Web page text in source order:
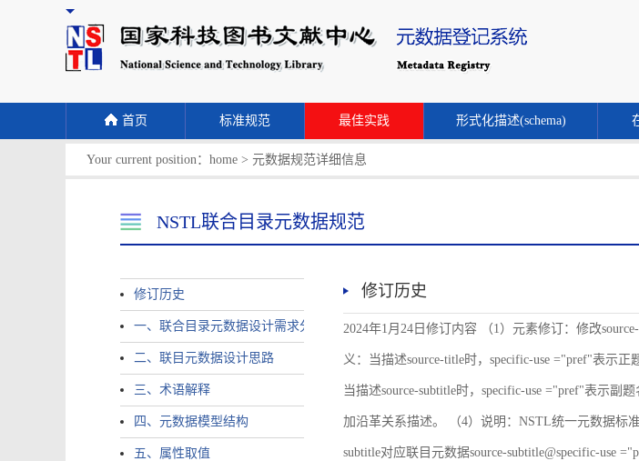
首页 标准规范 最佳实践 形式化描述(schema)
Your current position： home > 元数据规范详细信息
NSTL联合目录元数据规范
修订历史
一、联合目录元数据设计需求分析
二、联目元数据设计思路
三、术语解释
四、元数据模型结构
五、属性取值
修订历史
2024年1月24日修订内容 （1）元素修订：修改
义：当描述source-title时，specific-use ="pref"表示正
当描述source-subtitle时，specific-use ="pref"表示副
加沿革关系描述。 （4）说明：NSTL统一元数据标
subtitle对应联目元数据source-subtitle@specific-use